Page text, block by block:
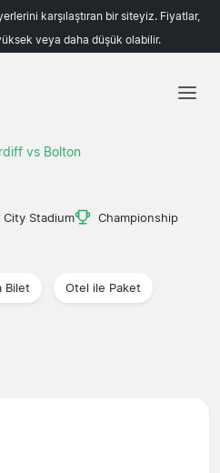
karşılaştıran bir siteyiz. Fiyatlar,
veya daha düşük olabilir.
vs Bolton
Stadium
Championship
Bilet Otel ile Paket